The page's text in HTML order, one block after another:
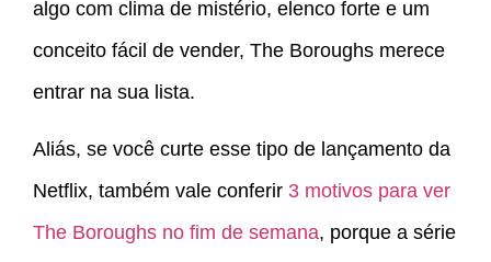
algo com clima de mistério, elenco forte e um
conceito fácil de vender, The Boroughs merece
entrar na sua lista.
Aliás, se você curte esse tipo de lançamento da
Netflix, também vale conferir 3 motivos para ver
The Boroughs no fim de semana, porque a série